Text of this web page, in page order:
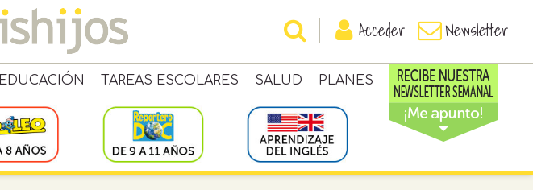
Acceder Newsletter
EDUCACIÓN TAREAS ESCOLARES SALUD PLANES